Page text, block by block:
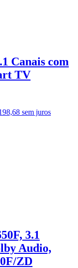
Canais com
TV
sem juros
3.1
Audio,
ZD